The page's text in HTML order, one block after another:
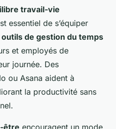
travail-vie
essentiel de s’équiper
outils de gestion du temps
et employés de
journée. Des
ou Asana aident à
la productivité sans